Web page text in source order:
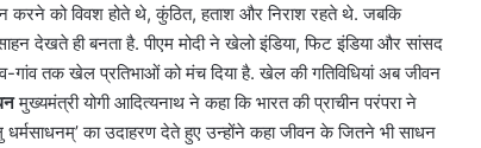
को विवश होते थे, कुंठित, हताश और निराश रहते थे. जबकि
देखते ही बनता है. पीएम मोदी ने खेलो इंडिया, फिट इंडिया और सांसद
गांव तक खेल प्रतिभाओं को मंच दिया है. खेल की गतिविधियां अब जीवन
मुख्यमंत्री योगी आदित्यनाथ ने कहा कि भारत की प्राचीन परंपरा ने
का उदाहरण देते हुए उन्होंने कहा जीवन के जितने भी साधन